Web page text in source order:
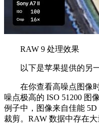
RAW 9 处理效果
以下是苹果提供的另一
在你查看高噪点图像时
噪点极高的 ISO 51200 图
例子中，图像来自佳能
裁剪。RAW 数据中存在